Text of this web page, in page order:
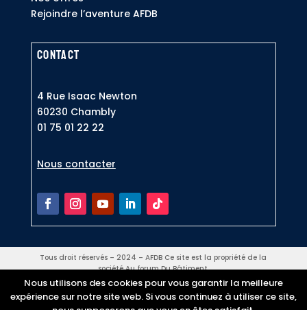
Rejoindre l’aventure AFDB
Contact
4 Rue Isaac Newton
60230 Chambly
01 75 01 22 22
Nous contacter
Tous droit réservés – 2024 – AFDB Ce site est la propriété de la
société Au forum Du Bâtiment.
Tout le contenu du site, les infographies, images, textes, logos et
vidéos ainsi que leurs mises en formes sont la propriété exclusive
de AFDB.
Nous utilisons des cookies pour vous garantir la meilleure
expérience sur notre site web. Si vous continuez à utiliser ce site,